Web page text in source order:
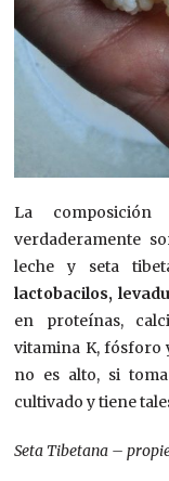
La
verdaderamente
leche y seta
lactobacilos,
en proteínas,
vitamina K, fósforo
no es alto, si
cultivado y tiene
Seta Tibetana –